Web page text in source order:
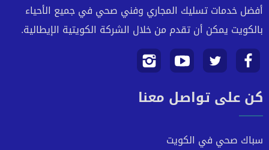
أفضل خدمات تسليك المجاري وفني صحي في جميع الأحياء
بالكويت يمكن أن تقدم من خلال الشركة الكويتية الإيطالية.
تابعنا
على
تابعنا
على
تابعنا
على
تابعنا
علىكن على تواصل معنا
سباك صحي في الكويت